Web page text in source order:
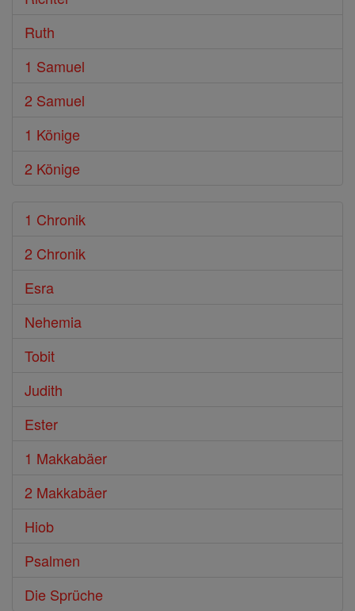
Ruth
1 Samuel
2 Samuel
1 Könige
2 Könige
1 Chronik
2 Chronik
Esra
Nehemia
Tobit
Judith
Ester
1 Makkabäer
2 Makkabäer
Hiob
Psalmen
Die Sprüche